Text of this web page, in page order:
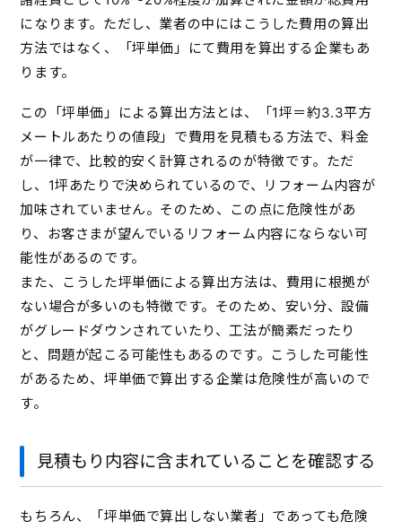
になります。ただし、業者の中にはこうした費用の算出
方法ではなく、「坪単価」にて費用を算出する企業もあ
ります。
この「坪単価」による算出方法とは、「1坪＝約3.3平方
メートルあたりの値段」で費用を見積もる方法で、料金
が一律で、比較的安く計算されるのが特徴です。ただ
し、1坪あたりで決められているので、リフォーム内容が
加味されていません。そのため、この点に危険性があ
り、お客さまが望んでいるリフォーム内容にならない可
能性があるのです。
また、こうした坪単価による算出方法は、費用に根拠が
ない場合が多いのも特徴です。そのため、安い分、設備
がグレードダウンされていたり、工法が簡素だったり
と、問題が起こる可能性もあるのです。こうした可能性
があるため、坪単価で算出する企業は危険性が高いので
す。
見積もり内容に含まれていることを確認する
もちろん、「坪単価で算出しない業者」であっても危険